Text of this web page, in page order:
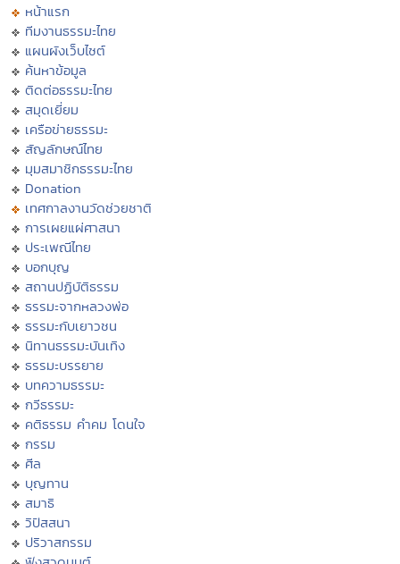
หน้าแรก
ทีมงานธรรมะไทย
แผนผังเว็บไซต์
ค้นหาข้อมูล
ติดต่อธรรมะไทย
สมุดเยี่ยม
เครือข่ายธรรมะ
สัญลักษณ์ไทย
มุมสมาชิกธรรมะไทย
Donation
เทศกาลงานวัดช่วยชาติ
การเผยแผ่ศาสนา
ประเพณีไทย
บอกบุญ
สถานปฏิบัติธรรม
ธรรมะจากหลวงพ่อ
ธรรมะกับเยาวชน
นิทานธรรมะบันเทิง
ธรรมะบรรยาย
บทความธรรมะ
กวีธรรมะ
คติธรรม คำคม โดนใจ
กรรม
ศีล
บุญทาน
สมาธิ
วิปัสสนา
ปริวาสกรรม